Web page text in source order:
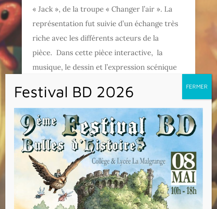
« Jack », de la troupe « Changer l’air ». La
représentation fut suivie d’un échange très
riche avec les différents acteurs de la
pièce. Dans cette pièce interactive, la
musique, le dessin et l’expression scénique
tendresse, d’humour et de magie.